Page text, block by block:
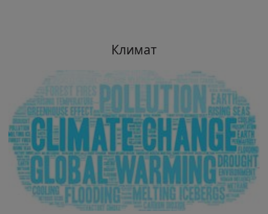
Климат